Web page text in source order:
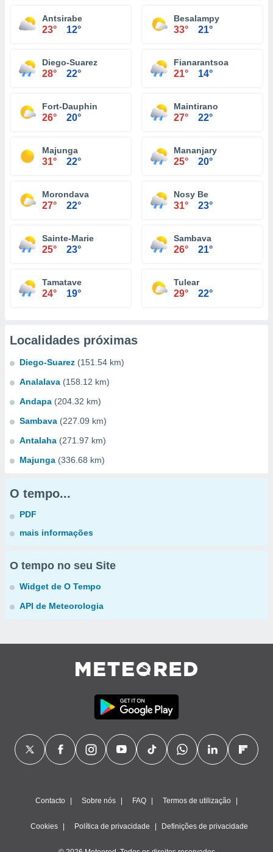
Antsirabe
23° 12°
Besalampy
33° 21°
Diego-Suarez
28° 22°
Fianarantsoa
21° 14°
Fort-Dauphin
26° 20°
Maintirano
27° 22°
Majunga
31° 22°
Mananjary
25° 20°
Morondava
27° 22°
Nosy Be
31° 23°
Sainte-Marie
25° 23°
Sambava
26° 21°
Tamatave
24° 19°
Tulear
29° 22°
Localidades próximas
Diego-Suarez (151.54 km)
Analalava (158.12 km)
Andapa (204.32 km)
Sambava (227.09 km)
Antalaha (271.97 km)
Majunga (336.68 km)
O tempo...
PDF
mais informações
O tempo no seu Site
Widget de O Tempo
API de Meteorologia
Contacto Sobre nós FAQ Termos de utilização
Cookies Política de privacidade Definições de privacidade